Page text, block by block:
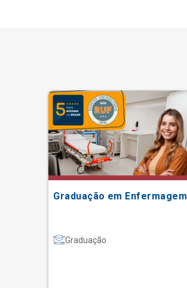
Graduação em Enfermagem
Graduação